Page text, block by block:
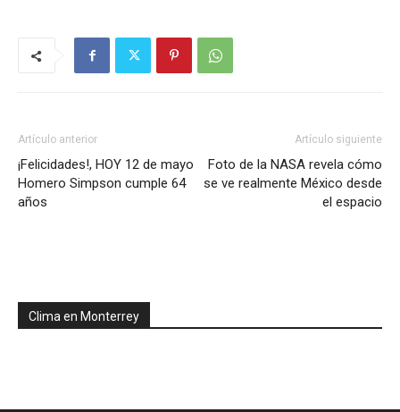
Artículo anterior
¡Felicidades!, HOY 12 de mayo
Homero Simpson cumple 64
años
Artículo siguiente
Foto de la NASA revela cómo
se ve realmente México desde
el espacio
Clima en Monterrey